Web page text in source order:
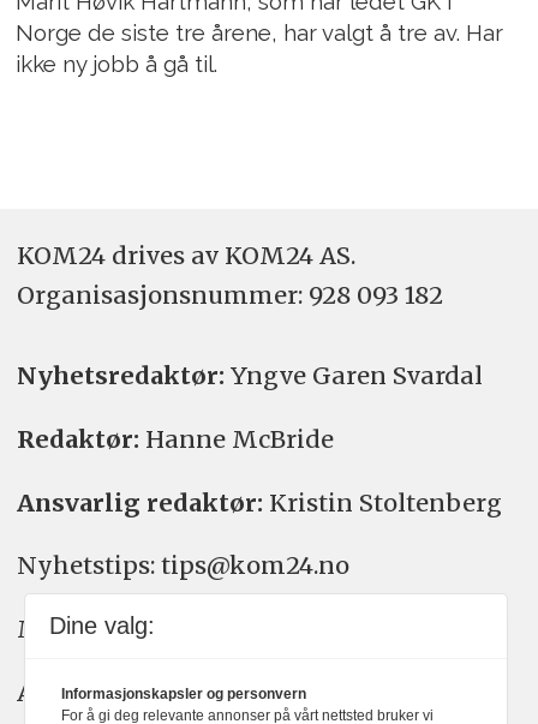
Norge de siste tre årene, har valgt å tre av. Har
ikke ny jobb å gå til.
KOM24 drives av KOM24 AS.
Organisasjons­nummer: 928 093 182
Nyhetsredaktør: Yngve Garen Svardal
Redaktør: Hanne McBride
Ansvarlig redaktør: Kristin Stoltenberg
Nyhetstips: tips@kom24.no
Meninger: meninger@kom24.no
Annonse: annonse@watchmedia.no
Dine valg:
Informasjonskapsler og personvern
For å gi deg relevante annonser på vårt nettsted bruker vi